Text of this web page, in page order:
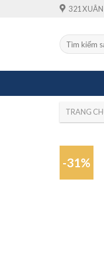
321
Tìm
kiếm:
TRANG
-31%